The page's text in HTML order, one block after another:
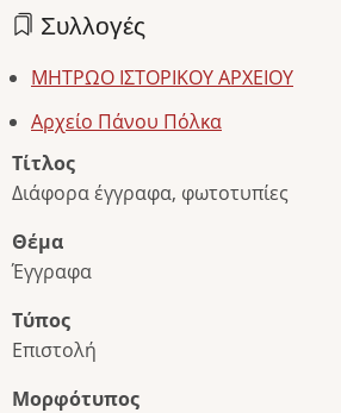
Συλλογές
ΜΗΤΡΩΟ ΙΣΤΟΡΙΚΟΥ ΑΡΧΕΙΟΥ
Αρχείο Πάνου Πόλκα
Τίτλος
Διάφορα έγγραφα, φωτοτυπίες
Θέμα
Έγγραφα
Τύπος
Επιστολή
Μορφότυπος